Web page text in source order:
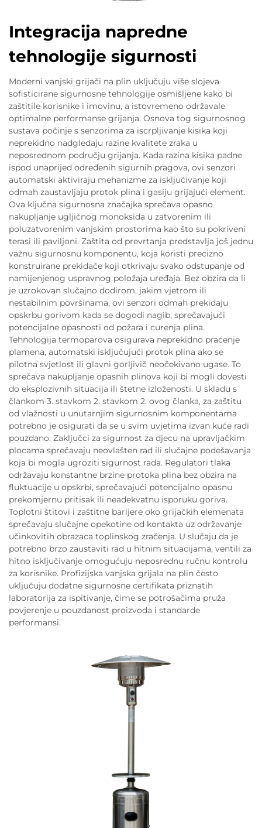
Integracija napredne
tehnologije sigurnosti
Moderni vanjski grijači na plin uključuju više slojeva
sofisticirane sigurnosne tehnologije osmišljene kako bi
zaštitile korisnike i imovinu, a istovremeno održavale
optimalne performanse grijanja. Osnova tog sigurnosnog
sustava počinje s senzorima za iscrpljivanje kisika koji
neprekidno nadgledaju razine kvalitete zraka u
neposrednom području grijanja. Kada razina kisika padne
ispod unaprijed određenih sigurnih pragova, ovi senzori
automatski aktiviraju mehanizme za isključivanje koji
odmah zaustavljaju protok plina i gasiju grijajući element.
Ova ključna sigurnosna značajka sprečava opasno
nakupljanje ugljičnog monoksida u zatvorenim ili
poluzatvorenim vanjskim prostorima kao što su pokriveni
terasi ili paviljoni. Zaštita od prevrtanja predstavlja još jednu
važnu sigurnosnu komponentu, koja koristi precizno
konstruirane prekidače koji otkrivaju svako odstupanje od
namijenjenog uspravnog položaja uređaja. Bez obzira da li
je uzrokovan slučajno dodirom, jakim vjetrom ili
nestabilnim površinama, ovi senzori odmah prekidaju
opskrbu gorivom kada se dogodi nagib, sprečavajući
potencijalne opasnosti od požara i curenja plina.
Tehnologija termoparova osigurava neprekidno praćenje
plamena, automatski isključujući protok plina ako se
pilotna svjetlost ili glavni gorljivič neočekivano ugase. To
sprečava nakupljanje opasnih plinova koji bi mogli dovesti
do eksplozivnih situacija ili štetne izloženosti. U skladu s
člankom 3. stavkom 2. stavkom 2. ovog članka, za zaštitu
od vlažnosti u unutarnjim sigurnosnim komponentama
potrebno je osigurati da se u svim uvjetima izvan kuće radi
pouzdano. Zaključci za sigurnost za djecu na upravljačkim
plocama sprečavaju neovlašten rad ili slučajne podešavanja
koja bi mogla ugroziti sigurnost rada. Regulatori tlaka
održavaju konstantne brzine protoka plina bez obzira na
fluktuacije u opskrbi, sprečavajući potencijalno opasnu
prekomjernu pritisak ili neadekvatnu isporuku goriva.
Toplotni štitovi i zaštitne barijere oko grijačkih elemenata
sprečavaju slučajne opekotine od kontakta uz održavanje
učinkovitih obrazaca toplinskog zračenja. U slučaju da je
potrebno brzo zaustaviti rad u hitnim situacijama, ventili za
hitno isključivanje omogućuju neposrednu ručnu kontrolu
za korisnike. Profizijska vanjska grijala na plin često
uključuju dodatne sigurnosne certifikata priznatih
laboratorija za ispitivanje, čime se potrošačima pruža
povjerenje u pouzdanost proizvoda i standarde
performansi.